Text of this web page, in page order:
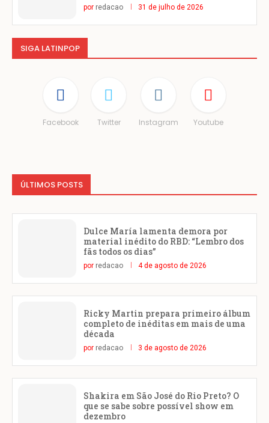
por redacao 31 de julho de 2026
SIGA LATINPOP
Facebook Twitter Instagram Youtube
ÚLTIMOS POSTS
Dulce María lamenta demora por
material inédito do RBD: “Lembro dos
fãs todos os dias”
por redacao 4 de agosto de 2026
Ricky Martin prepara primeiro álbum
completo de inéditas em mais de uma
década
por redacao 3 de agosto de 2026
Shakira em São José do Rio Preto? O
que se sabe sobre possível show em
dezembro